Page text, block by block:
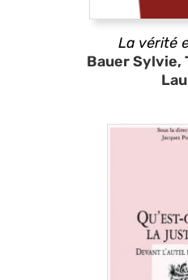
La vérité
Bauer Sylvie,